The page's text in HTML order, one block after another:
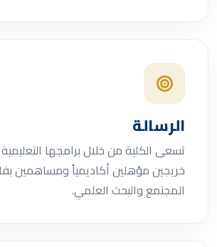
الرسالة
تسعى الكلية من خلال برامجها التعليمية
خريجين مؤهلين أكاديمياً ومساهمين
المجتمع والبحث العلمي.